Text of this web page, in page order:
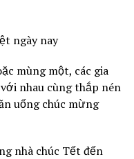
ngày nay
mùng một, các gia
nhau cùng thắp nén
uống chúc mừng
nhà chúc Tết đến